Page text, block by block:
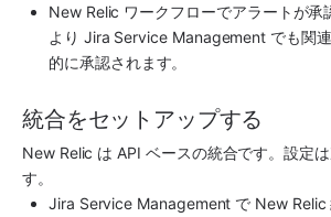
New Relic ワークフローでアラートが承
より Jira Service Management でも関
的に承認されます。
統合をセットアップする
New Relic は API ベースの統合です。設定
す。
Jira Service Management で New Relic